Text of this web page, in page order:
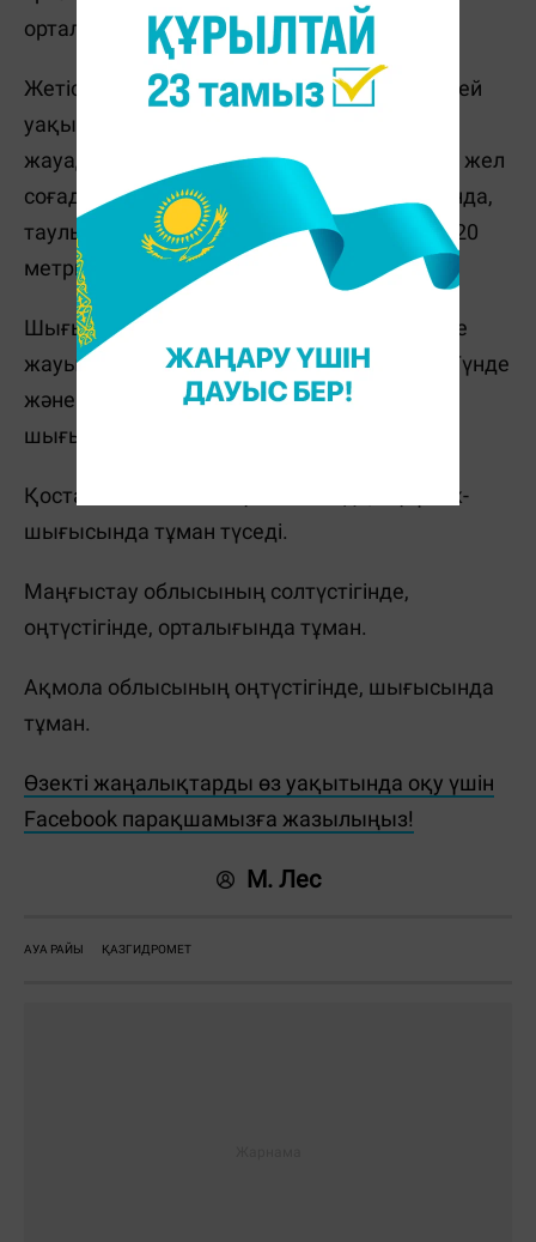
орталығында тұман түседі.
Жетісу облысының таулы аудандарында кей
уақытта жауын-шашын (жаңбыр, қар) мол
жауады, тұман түседі.. Оңтүстік-шығыстан жел
соғады, облыстың оңтүстігінде, орталығында,
таулы аудандарында екпіні секундына 15-20
метрге жетеді.
Шығыс Қазақстан облысының оңтүстігінде
жауын-шашын (жаңбыр, қар), көктайғақ. Түнде
және таңертең облыстың солтүстігінде,
шығысында, оңтүстігінде тұман түседі.
Қостанай облысының батысында, оңтүстік-
шығысында тұман түседі.
Маңғыстау облысының солтүстігінде,
оңтүстігінде, орталығында тұман.
Ақмола облысының оңтүстігінде, шығысында
тұман.
Өзекті жаңалықтарды өз уақытында оқу үшін
Facebook парақшамызға жазылыңыз!
М. Лес
АУА РАЙЫ ҚАЗГИДРОМЕТ